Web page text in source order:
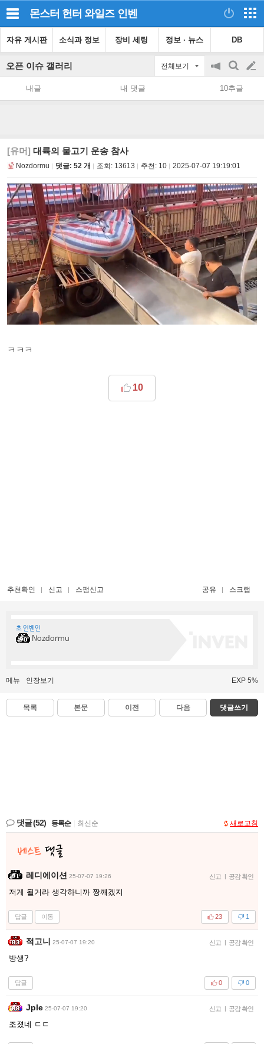
몬스터 헌터 와일즈 인벤
자유 게시판 소식과 정보 장비 세팅 정보 · 뉴스 DB
오픈 이슈 갤러리 전체보기
공
지
on/off
검
색
글
쓰
내글 내 댓글 10추글
[유머] 대륙의 물고기 운송 참사
Nozdormu 댓글: 52 개 조회: 13613 추천: 10 2025-07-07 19:19:01
ㅋㅋㅋ
10
추천확인 신고 스팸신고 공유 스크랩
초 인벤인
Nozdormu
메뉴 인장보기 EXP 5%
목록 본문 이전 다음 댓글쓰기
댓글(52) 등록순 최신순 새로고침
레디에이션 25-07-07 19:26 신고 | 공감 확인
저게 될거라 생각하니까 짱깨겠지
답글 이동 1
23
적고니 25-07-07 19:20 신고 | 공감 확인
방생?
답글 0
0
Jple 25-07-07 19:20 신고 | 공감 확인
조졌네 ㄷㄷ